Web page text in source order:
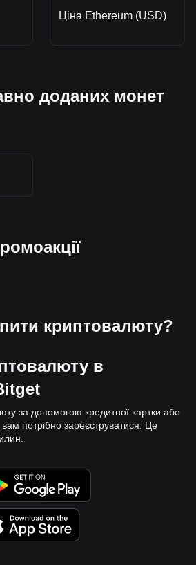
Ціна Ethereum (USD)
доданих монет
криптовалюту?
в
за допомогою кредитної картки або
вам потрібно зареєструватися. Це